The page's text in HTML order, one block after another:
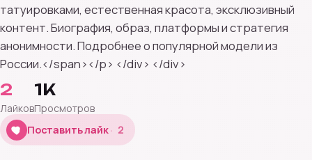
татуировками, естественная красота, эксклюзивный
контент. Биография, образ, платформы и стратегия
анонимности. Подробнее о популярной модели из
России.</span></p> </div> </div>
2
Лайков
1K
Просмотров
Поставить лайк
2
2